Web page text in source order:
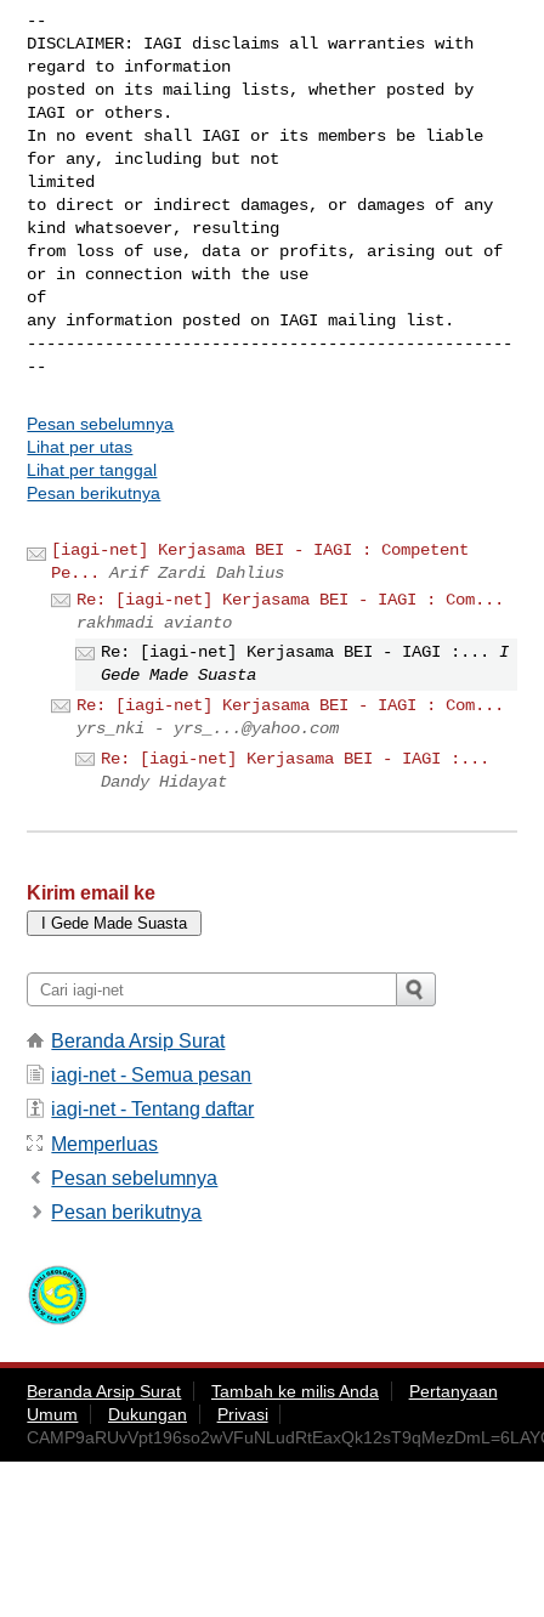
--
DISCLAIMER: IAGI disclaims all warranties with
regard to information
posted on its mailing lists, whether posted by
IAGI or others.
In no event shall IAGI or its members be liable
for any, including but not
limited
to direct or indirect damages, or damages of any
kind whatsoever, resulting
from loss of use, data or profits, arising out of
or in connection with the use
of
any information posted on IAGI mailing list.
--------------------------------------------------
--
Pesan sebelumnya
Lihat per utas
Lihat per tanggal
Pesan berikutnya
[iagi-net] Kerjasama BEI - IAGI : Competent
Pe...
Arif Zardi Dahlius
Re: [iagi-net] Kerjasama BEI - IAGI : Com...
rakhmadi avianto
Re: [iagi-net] Kerjasama BEI - IAGI :...
I
Gede Made Suasta
Re: [iagi-net] Kerjasama BEI - IAGI : Com...
yrs_nki - yrs_...@yahoo.com
Re: [iagi-net] Kerjasama BEI - IAGI :...
Dandy Hidayat
Kirim email ke
Beranda Arsip Surat
iagi-net - Semua pesan
iagi-net - Tentang daftar
Memperluas
Pesan sebelumnya
Pesan berikutnya
Beranda Arsip Surat Tambah ke milis Anda
Pertanyaan
Umum
Dukungan
Privasi